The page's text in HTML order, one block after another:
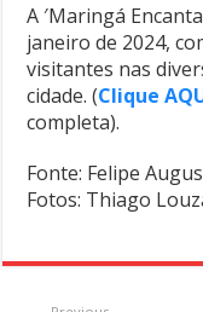
A ′Maringá
janeiro de 2024,
visitantes nas
cidade. (Clique
completa).
Fonte: Felipe
Fotos: Thiago